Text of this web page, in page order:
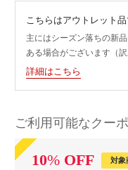
こちらはアウトレット品
主にはシーズン落ちの新
ある場合がございます（訳
詳細はこちら
ご利用可能なクー
10% OFF 対象